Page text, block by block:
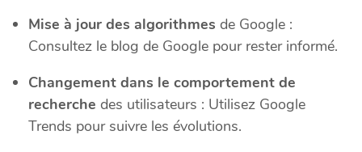
Mise à jour des algorithmes de Google :
Consultez le blog de Google pour rester informé.
Changement dans le comportement de
recherche des utilisateurs : Utilisez Google
Trends pour suivre les évolutions.